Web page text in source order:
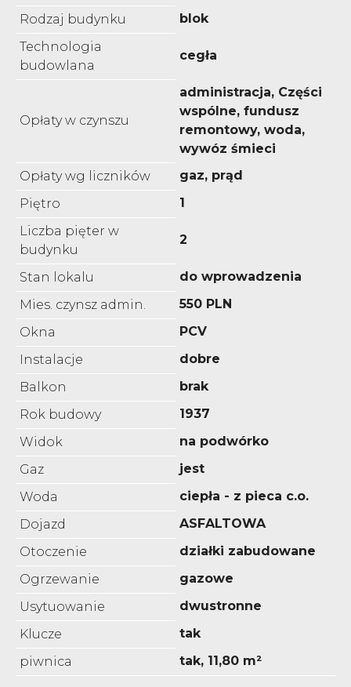
Rodzaj budynku
blok
Technologia
budowlana
cegła
Opłaty w czynszu
administracja, Części
wspólne, fundusz
remontowy, woda,
wywóz śmieci
Opłaty wg liczników
gaz, prąd
Piętro
1
Liczba pięter w
budynku
2
Stan lokalu
do wprowadzenia
Mies. czynsz admin.
550 PLN
Okna
PCV
Instalacje
dobre
Balkon
brak
Rok budowy
1937
Widok
na podwórko
Gaz
jest
Woda
ciepła - z pieca c.o.
Dojazd
ASFALTOWA
Otoczenie
działki zabudowane
Ogrzewanie
gazowe
Usytuowanie
dwustronne
Klucze
tak
piwnica
tak, 11,80 m²